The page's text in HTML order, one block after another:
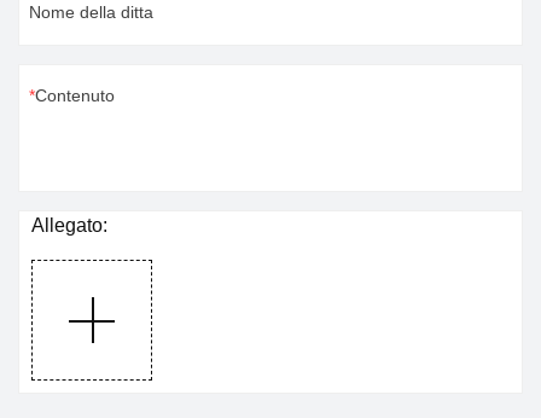
Nome della ditta
Contenuto
Allegato: